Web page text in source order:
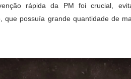
rápida da PM foi crucial,
que possuía grande quantidade de